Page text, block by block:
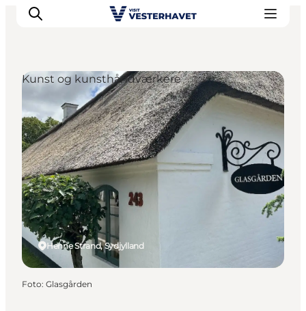
Det sker
Oplevelser
Vores Byer
Mad & Overnatning
Køb billet
Planlæg din ferie
Henne Strand, Sydjylland
Kunst og kunsthåndværkere
Foto: Glasgården